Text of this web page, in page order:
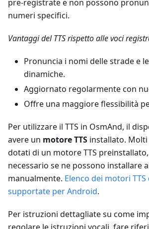
pre-registrate e non possono
numeri specifici.
Vantaggi del TTS rispetto alle voci
Pronuncia i nomi delle strade e
dinamiche.
Aggiornato regolarmente con
Offre una maggiore flessibilità
Per utilizzare il TTS in OsmAnd, il
avere un motore TTS installato.
dotati di un motore TTS
necessario se ne possono installare
manualmente. Elenco dei motori
supportate per Android.
Per istruzioni dettagliate su come